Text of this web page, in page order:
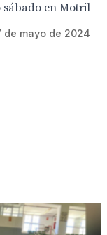
sábado en Motril
mayo de 2024